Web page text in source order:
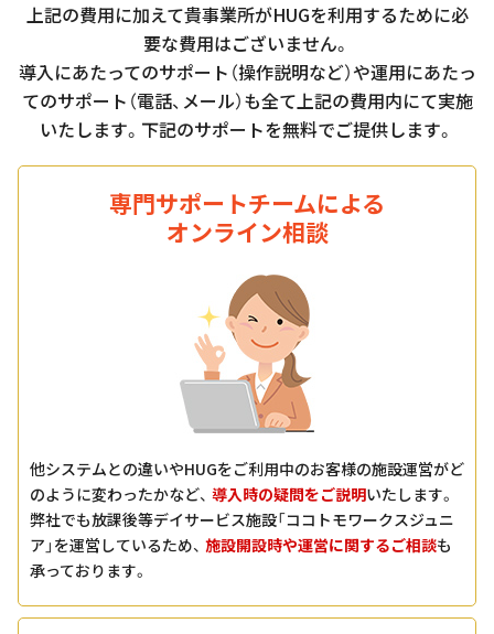
上記の費用に加えて貴事業所がHUGを利用するために必
要な費用はございません。
導入にあたってのサポート（操作説明など）や運用にあたっ
てのサポート（電話、メール）も全て上記の費用内にて実施
いたします。下記のサポートを無料でご提供します。
専門サポートチームによる
オンライン相談
他システムとの違いやHUGをご利用中のお客様の施設運営がど
のように変わったかなど、 導入時の疑問をご説明いたします。
弊社でも放課後等デイサービス施設「ココトモワークスジュニ
ア」を運営しているため、 施設開設時や運営に関するご相談も
承っております。